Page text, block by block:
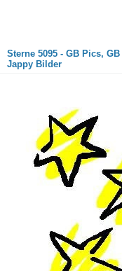
Sterne 5095 - GB Pics,
Jappy Bilder